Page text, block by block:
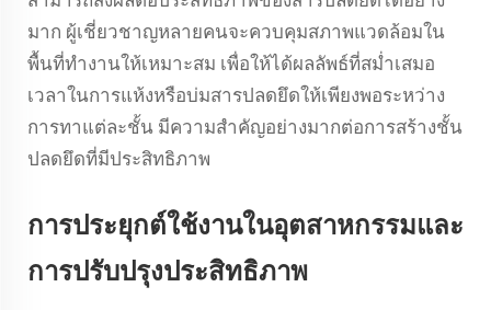
มาก ผู้เชี่ยวชาญหลายคนจะควบคุมสภาพแวดล้อมใน
พื้นที่ทำงานให้เหมาะสม เพื่อให้ได้ผลลัพธ์ที่สม่ำเสมอ
เวลาในการแห้งหรือบ่มสารปลดยึดให้เพียงพอระหว่าง
การทาแต่ละชั้น มีความสำคัญอย่างมากต่อการสร้างชั้น
ปลดยึดที่มีประสิทธิภาพ
การประยุกต์ใช้งานในอุตสาหกรรมและ
การปรับปรุงประสิทธิภาพ